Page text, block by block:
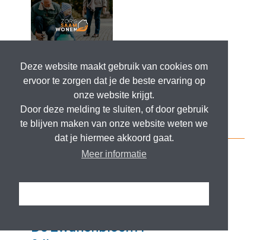
Deze website maakt gebruik van cookies om
ervoor te zorgen dat je de beste ervaring op
onze website krijgt.
Door deze melding te sluiten, of door gebruik
te blijven maken van onze website weten we
dat je hiermee akkoord gaat.
Meer informatie